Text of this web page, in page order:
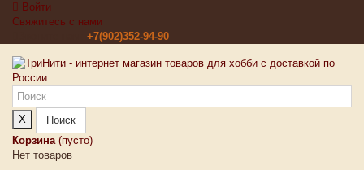
Войти
Свяжитесь с нами
+7(902)352-94-90
X
Поиск
Корзина (пусто)
Нет товаров